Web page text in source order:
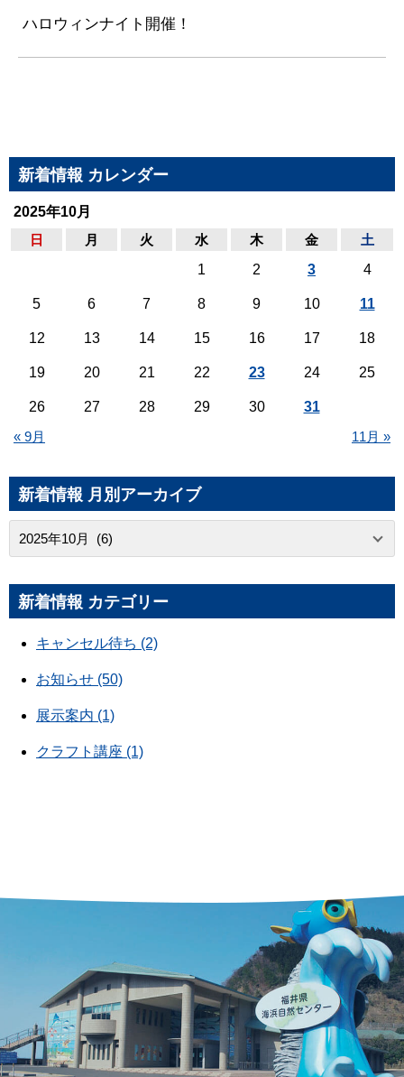
ハロウィンナイト開催！
新着情報 カレンダー
2025年10月
日
月 火 水 木 金
土
1
2 3 4
5 6 7 8 9 10 11
12 13 14 15 16 17 18
19 20 21 22 23 24 25
26 27 28 29 30
31
« 9月
11月 »
新着情報 月別アーカイブ
新着情報 カテゴリー
キャンセル待ち (2)
お知らせ (50)
展示案内 (1)
クラフト講座 (1)